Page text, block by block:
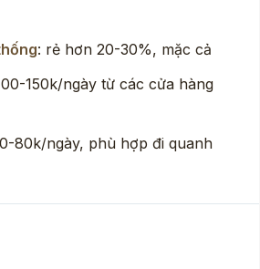
: rẻ hơn 20-30%, mặc cả
150k/ngày từ các cửa hàng
80k/ngày, phù hợp đi quanh